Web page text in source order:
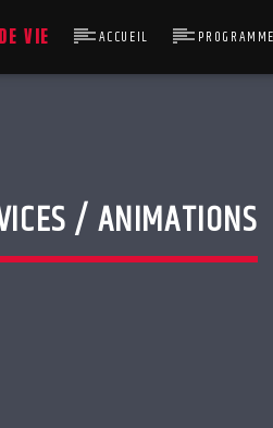
VIE ACCUEIL PROGRAMME
/ ANIMATIONS